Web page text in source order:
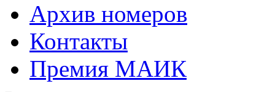
Архив номеров
Контакты
Премия МАИК